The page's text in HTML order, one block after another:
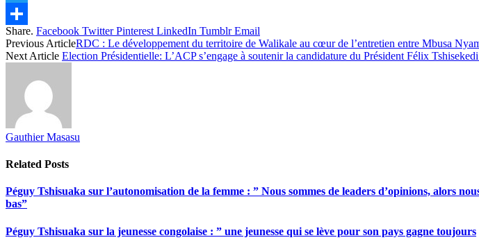
Twitter
Share
Share. Facebook Twitter Pinterest LinkedIn Tumblr Email
Previous ArticleRDC : Le développement du territoire de Walikale au cœur de l’entretien entre Mbusa
Next Article Election Présidentielle: L’ACP s’engage à soutenir la candidature du Président Félix
Gauthier Masasu
Related Posts
Péguy Tshisuaka sur l’autonomisation de la femme : ” Nous sommes de leaders d’opinions, alors
bas”
Péguy Tshisuaka sur la jeunesse congolaise : ” une jeunesse qui se lève pour son pays gagne toujours